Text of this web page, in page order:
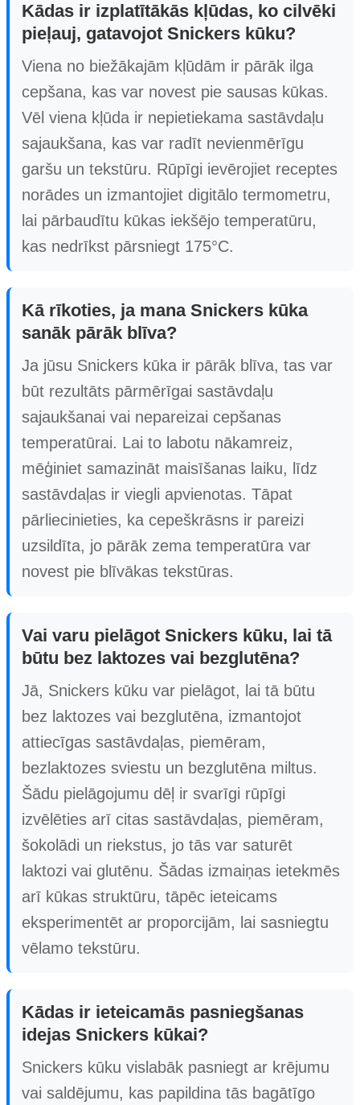
Kādas ir izplatītākās kļūdas, ko cilvēki
pieļauj, gatavojot Snickers kūku?
Viena no biežākajām kļūdām ir pārāk ilga
cepšana, kas var novest pie sausas kūkas.
Vēl viena kļūda ir nepietiekama sastāvdaļu
sajaukšana, kas var radīt nevienmērīgu
garšu un tekstūru. Rūpīgi ievērojiet receptes
norādes un izmantojiet digitālo termometru,
lai pārbaudītu kūkas iekšējo temperatūru,
kas nedrīkst pārsniegt 175°C.
Kā rīkoties, ja mana Snickers kūka
sanāk pārāk blīva?
Ja jūsu Snickers kūka ir pārāk blīva, tas var
būt rezultāts pārmērīgai sastāvdaļu
sajaukšanai vai nepareizai cepšanas
temperatūrai. Lai to labotu nākamreiz,
mēģiniet samazināt maisīšanas laiku, līdz
sastāvdaļas ir viegli apvienotas. Tāpat
pārliecinieties, ka cepeškrāsns ir pareizi
uzsildīta, jo pārāk zema temperatūra var
novest pie blīvākas tekstūras.
Vai varu pielāgot Snickers kūku, lai tā
būtu bez laktozes vai bezglutēna?
Jā, Snickers kūku var pielāgot, lai tā būtu
bez laktozes vai bezglutēna, izmantojot
attiecīgas sastāvdaļas, piemēram,
bezlaktozes sviestu un bezglutēna miltus.
Šādu pielāgojumu dēļ ir svarīgi rūpīgi
izvēlēties arī citas sastāvdaļas, piemēram,
šokolādi un riekstus, jo tās var saturēt
laktozi vai glutēnu. Šādas izmaiņas ietekmēs
arī kūkas struktūru, tāpēc ieteicams
eksperimentēt ar proporcijām, lai sasniegtu
vēlamo tekstūru.
Kādas ir ieteicamās pasniegšanas
idejas Snickers kūkai?
Snickers kūku vislabāk pasniegt ar krējumu
vai saldējumu, kas papildina tās bagātīgo